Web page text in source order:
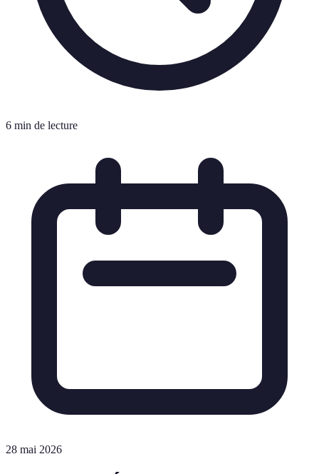
6 min de lecture
28 mai 2026